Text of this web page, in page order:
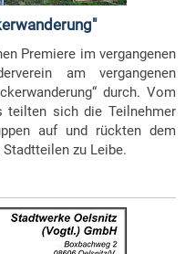
Premiere im vergangenen
am vergangenen
durch. Vom
teilten sich die Teilnehmer
auf und rückten dem
zu Leibe.